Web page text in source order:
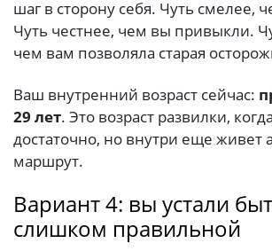
шаг в сторону себя. Чуть смелее,
Чуть честнее, чем вы привыкли.
чем вам позволяла старая
Ваш внутренний возраст сейчас:
29 лет. Это возраст развилки,
достаточно, но внутри еще живет
маршрут.
Вариант 4: вы устали
слишком правильной